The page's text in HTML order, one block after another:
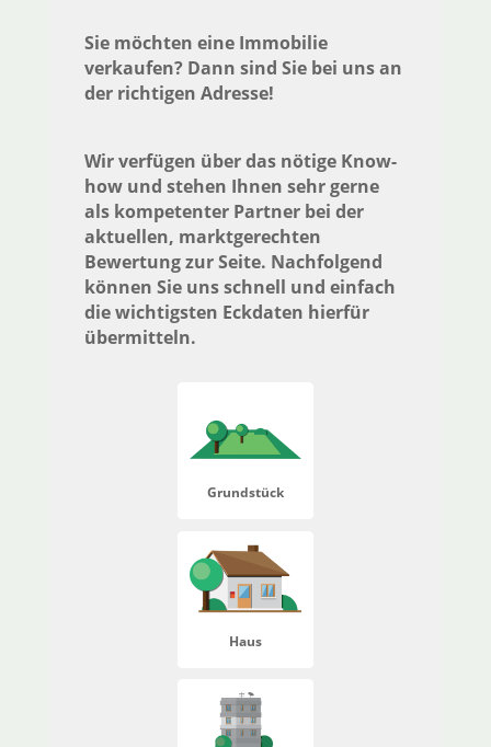
Sie möchten eine Immobilie
verkaufen? Dann sind Sie bei uns an
der richtigen Adresse!
Wir verfügen über das nötige Know-
how und stehen Ihnen sehr gerne
als kompetenter Partner bei der
aktuellen, marktgerechten
Bewertung zur Seite. Nachfolgend
können Sie uns schnell und einfach
die wichtigsten Eckdaten hierfür
übermitteln.
Grundstück
Haus